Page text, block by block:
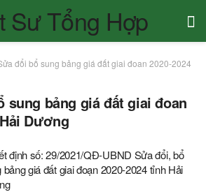
đổi bổ sung bảng giá đất giai đoan 2020-2024
sung bảng giá đất giai đoan
Dương
định số: 29/2021/QĐ-UBND Sửa đổi, bổ
bảng giá đất giai đoạn 2020-2024 tỉnh Hải